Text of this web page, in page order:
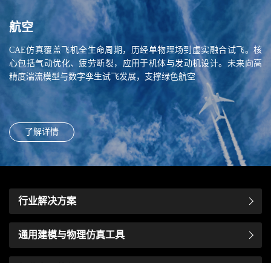
航空
CAE仿真覆盖飞机全生命周期，历经单物理场到虚实融合试飞。核
心包括气动优化、疲劳断裂，应用于机体与发动机设计。未来向高
精度湍流模型与数字孪生试飞发展，支撑绿色航空
了解详情
能源电力
面向风电、核电及输变电设备，经历结构校核到电网级数字孪生。
核心为流热固耦合与绝缘老化评估。未来主攻瞬态仿真与AI故障预
警，保障电网安全
了解详情
行业解决方案
通用建模与物理仿真工具